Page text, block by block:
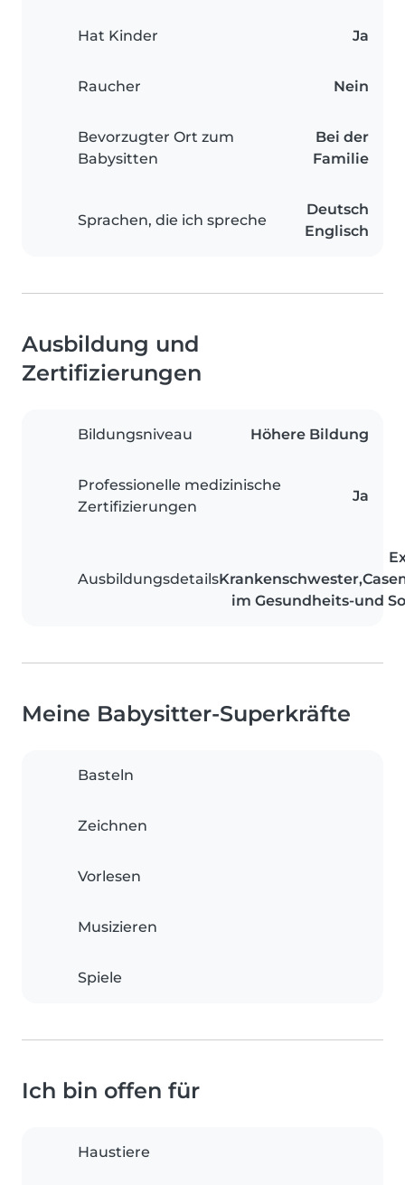
Hat Kinder Ja
Raucher Nein
Bevorzugter Ort zum
Babysitten
Bei der
Familie
Sprachen, die ich spreche
Deutsch
Englisch
Ausbildung und
Zertifizierungen
Bildungsniveau Höhere Bildung
Professionelle medizinische
Zertifizierungen
Ja
Ausbildungsdetails
im Gesundheits-und
Meine Babysitter-Superkräfte
Basteln
Zeichnen
Vorlesen
Musizieren
Spiele
Ich bin offen für
Haustiere